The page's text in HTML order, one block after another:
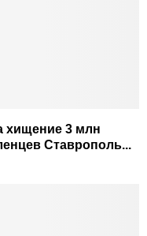
хищение 3 млн
Ставрополь...